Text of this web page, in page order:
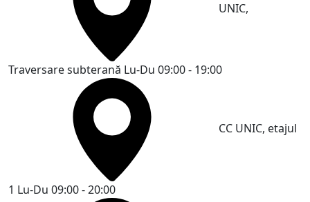
UNIC,
Traversare subterană Lu-Du 09:00 - 19:00
CC UNIC, etajul
1 Lu-Du 09:00 - 20:00